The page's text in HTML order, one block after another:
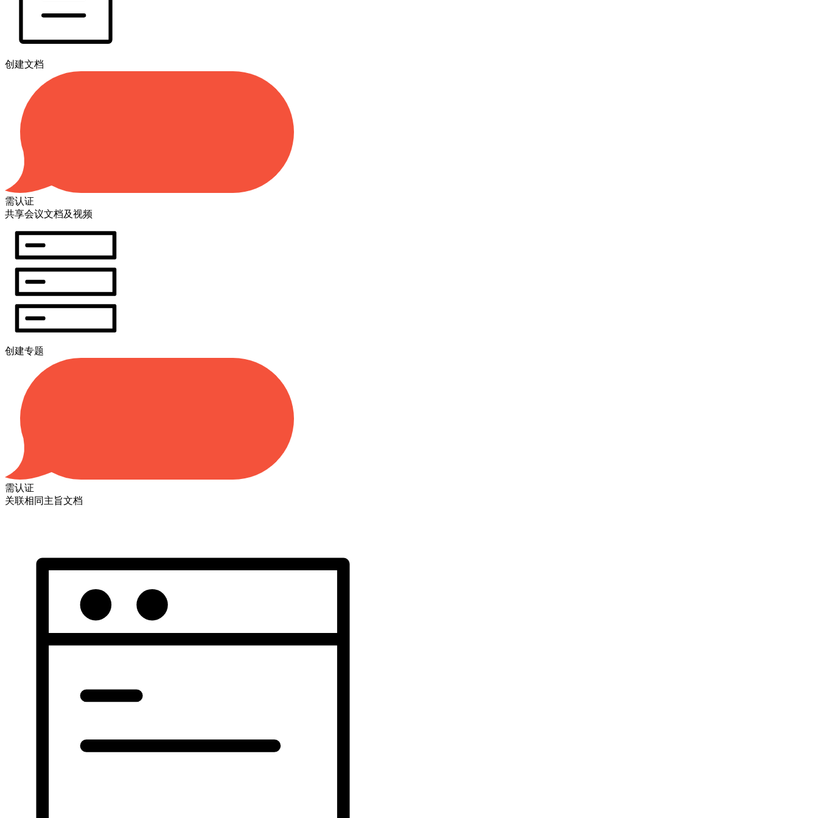
创建文档
需认证
共享会议文档及视频
创建专题
需认证
关联相同主旨文档